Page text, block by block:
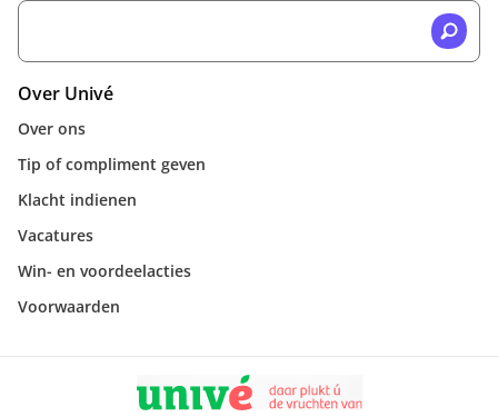
Over Univé
Over ons
Tip of compliment geven
Klacht indienen
Vacatures
Win- en voordeelacties
Voorwaarden